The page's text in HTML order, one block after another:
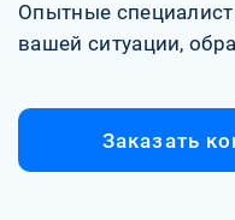
Опытные
вашей ситуации,
Заказать